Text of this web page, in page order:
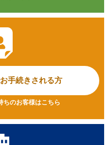
お手続きされる方
ちのお客様はこちら